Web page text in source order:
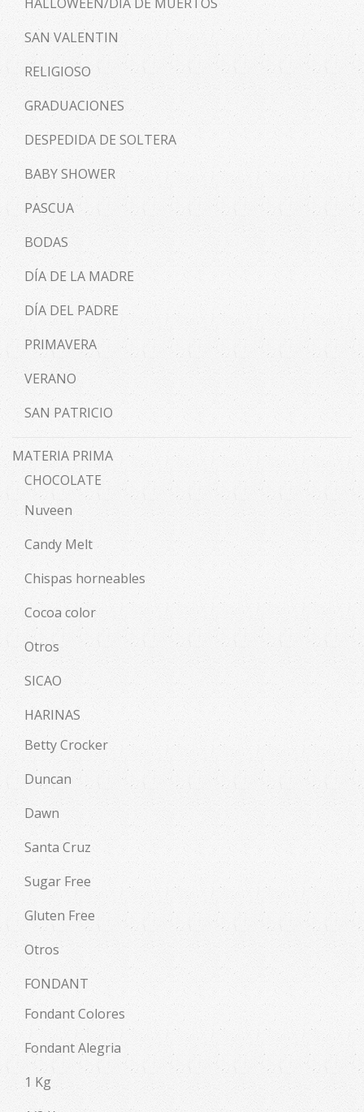
SAN VALENTIN
RELIGIOSO
GRADUACIONES
DESPEDIDA DE SOLTERA
BABY SHOWER
PASCUA
BODAS
DÍA DE LA MADRE
DÍA DEL PADRE
PRIMAVERA
VERANO
SAN PATRICIO
MATERIA PRIMA
CHOCOLATE
Nuveen
Candy Melt
Chispas horneables
Cocoa color
Otros
SICAO
HARINAS
Betty Crocker
Duncan
Dawn
Santa Cruz
Sugar Free
Gluten Free
Otros
FONDANT
Fondant Colores
Fondant Alegria
1 Kg